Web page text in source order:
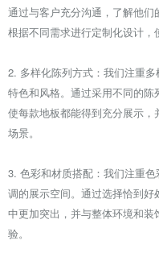
通过与客户充分沟通，了解他
根据不同需求进行定制化设计，
2. 多样化陈列方式：我们注重
特色和风格。通过采用不同的陈
使每款地板都能得到充分展示
场景。
3. 色彩和材质搭配：我们注重
调的展示空间。通过选择恰到
中更加突出，并与整体环境和
验。